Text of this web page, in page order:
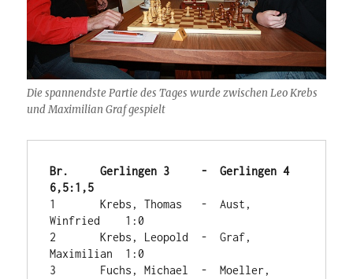
Die spannendste Partie des Tages wurde zwischen Leo Krebs
und Maximilian Graf gespielt
Br.	Gerlingen 3	-  Gerlingen 4
6,5:1,5
1	Krebs, Thomas	-  Aust,
Winfried    1:0
2	Krebs, Leopold	-  Graf,
Maximilian  1:0
3	Fuchs, Michael	-  Moeller,